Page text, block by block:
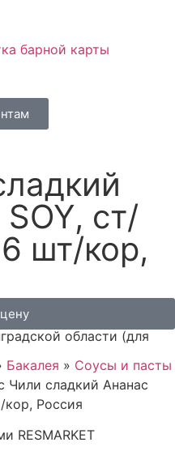
барной карты
ст/
шт/кор,
области (для
Бакалея » Соусы и пасты
Чили сладкий Ананас
кор, Россия
RESMARKET